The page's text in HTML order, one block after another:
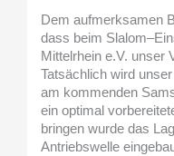
Dem aufmerksamen
dass beim
Mittelrhein e.V. unser
Tatsächlich wird
am kommenden
ein optimal
bringen wurde das
Antriebswelle